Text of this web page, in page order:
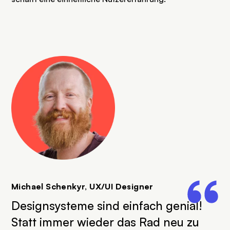
Michael Schenkyr, UX/UI Designer
Designsysteme sind einfach genial!
Statt immer wieder das Rad neu zu